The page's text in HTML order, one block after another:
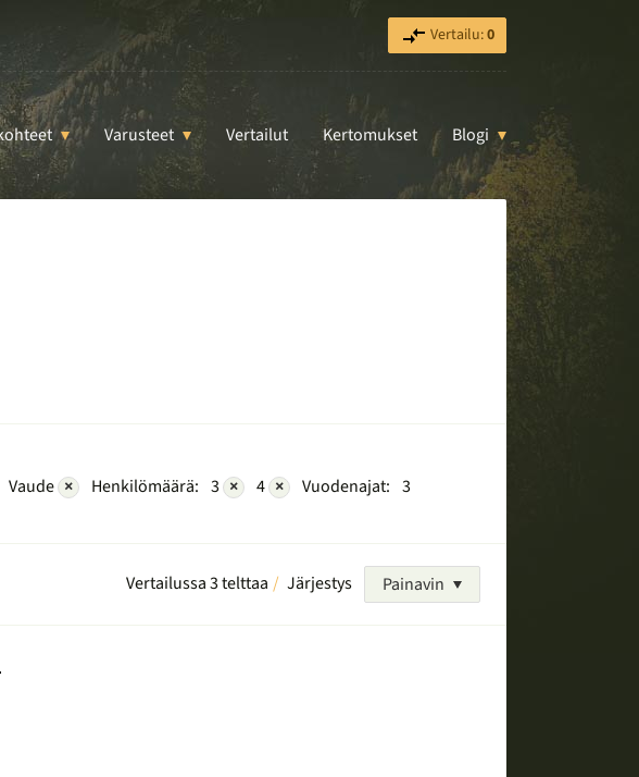
Vertailu:0
Varusteet Vertailut Kertomukset Blogi
Vaude × Henkilömäärä: 3 × 4 × Vuodenajat: 3
Vertailussa 3 telttaa Järjestys Painavin